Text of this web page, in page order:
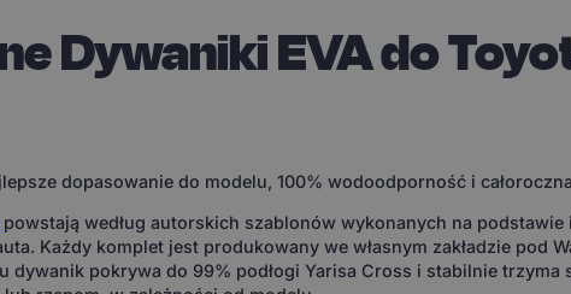
Dywaniki EVA do
dopasowanie do modelu, 100% wodoodporność i
powstają według autorskich szablonów wykonanych na
Każdy komplet jest produkowany we własnym zakładzie pod
dywanik pokrywa do 99% podłogi Yarisa Cross i stabilnie trzyma